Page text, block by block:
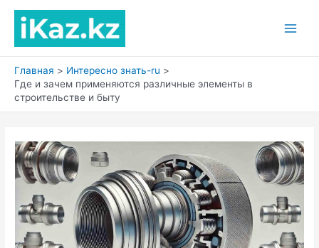
содержимому
Главная
Интересно знать-ru
Где и зачем применяются различные элементы в
строительстве и быту